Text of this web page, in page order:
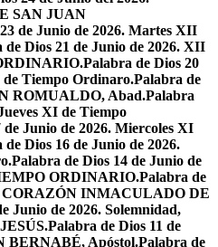
SAN JUAN
de Junio de 2026. Martes XII
de Dios 21 de Junio de 2026. XII
Palabra de Dios 20
de Tiempo Ordinaro.Palabra de
ROMUALDO, Abad.Palabra
XI de Tiempo
de Junio de 2026. Miercoles XI
de Dios 16 de Junio de 2026.
Palabra de Dios 14 de Junio de
ORDINARIO.Palabra de
CORAZÓN INMACULADO DE
Junio de 2026. Solemnidad,
Palabra de Dios 11 de
BERNABÉ, Apóstol.Palabra de